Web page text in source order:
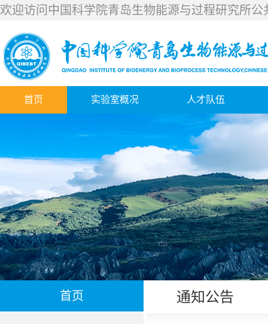
欢迎访问中国科学院青岛生物能源与过程研究所公
首页 实验室概况 人才队伍
首页 通知公告